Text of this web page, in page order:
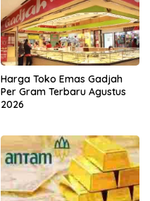
Harga Toko Emas Gadjah
Per Gram Terbaru Agustus
2026